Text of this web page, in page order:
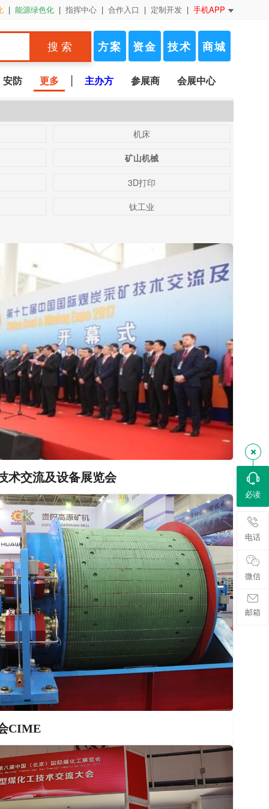
| 能源绿色化 | 指挥中心 | 合作入口 | 定制开发 | 手机APP
搜 索 方案 资金 技术 商城
安防 更多 | 主办方 参展商 会展中心
机床
矿山机械
3D打印
钛工业
术交流及设备展览会
CIME
必读
电话
微信
邮箱